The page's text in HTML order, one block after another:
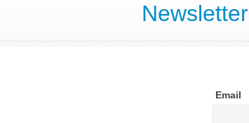
Newsletter
Email